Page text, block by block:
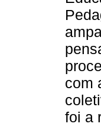
com
foi a